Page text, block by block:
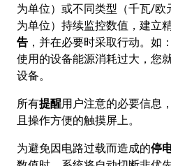
为单位）或不同类型（千瓦/
为单位）持续监控数值，建立
告 ，并在必要时采取行动。如
使用的设备能源消耗过大，您
设备。
所有提醒用户注意的必要信息
且操作方便的触摸屏上。
为避免因电路过载而造成的停